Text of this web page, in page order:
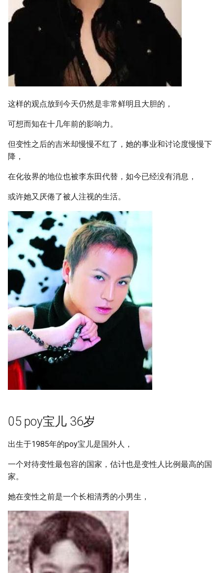
这样的观点放到今天仍然是非常鲜明且大胆的，
可想而知在十几年前的影响力。
但变性之后的吉米却慢慢不红了，她的事业和讨论度慢慢下
降，
在化妆界的地位也被李东田代替，如今已经没有消息，
或许她又厌倦了被人注视的生活。
05 poy宝儿 36岁
出生于1985年的poy宝儿是国外人，
一个对待变性最包容的国家，估计也是变性人比例最高的国
家。
她在变性之前是一个长相清秀的小男生，